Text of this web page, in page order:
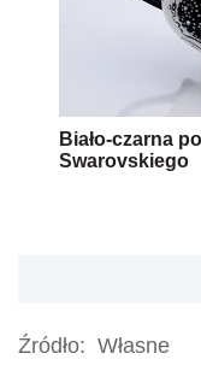
Biało-czarna
Swarovskiego
Źródło: Własne